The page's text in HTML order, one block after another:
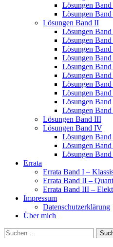
Lösungen Band
Lösungen
Lösungen Band II
Lösungen
Lösungen
Lösungen
Lösungen
Lösungen
Lösungen
Lösungen
Lösungen
Lösungen
Lösungen
Lösungen Band III
Lösungen Band IV
Lösungen
Lösungen
Lösungen
Errata
Errata Band I –
Errata Band II –
Errata Band III –
Impressum
Datenschutzerklärung
Über mich
Suchen
nach: